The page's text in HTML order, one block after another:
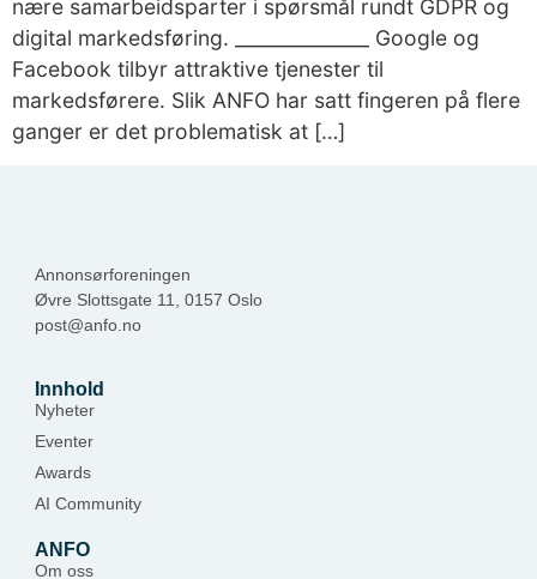
nære samarbeidsparter i spørsmål rundt GDPR og
digital markedsføring. ______________ Google og
Facebook tilbyr attraktive tjenester til
markedsførere. Slik ANFO har satt fingeren på flere
ganger er det problematisk at […]
Annonsørforeningen
Øvre Slottsgate 11, 0157 Oslo
post@anfo.no
Innhold
Nyheter
Eventer
Awards
AI Community
ANFO
Om oss